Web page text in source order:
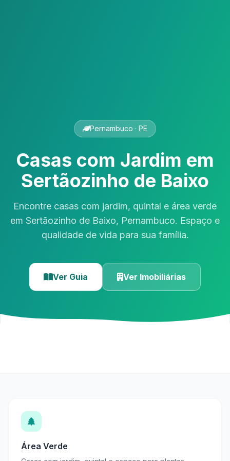
Pernambuco · PE
Casas com Jardim em
Sertãozinho de Baixo
Encontre casas com jardim, quintal e área verde
em Sertãozinho de Baixo, Pernambuco. Espaço e
qualidade de vida para sua família.
Ver Guia Ver Imobiliárias
Área Verde